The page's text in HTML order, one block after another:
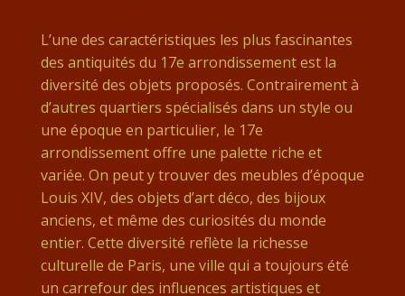
L’une des caractéristiques les plus fascinantes
des antiquités du 17e arrondissement est la
diversité des objets proposés. Contrairement à
d’autres quartiers spécialisés dans un style ou
une époque en particulier, le 17e
arrondissement offre une palette riche et
variée. On peut y trouver des meubles d’époque
Louis XIV, des objets d’art déco, des bijoux
anciens, et même des curiosités du monde
entier. Cette diversité reflète la richesse
culturelle de Paris, une ville qui a toujours été
un carrefour des influences artistiques et